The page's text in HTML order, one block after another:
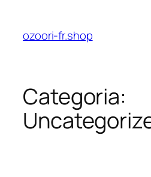
ozoori-fr.shop
Categoria: